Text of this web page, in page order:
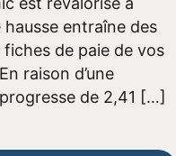
hausse entraîne des
de paie de vos
raison d’une
de 2,41 […]